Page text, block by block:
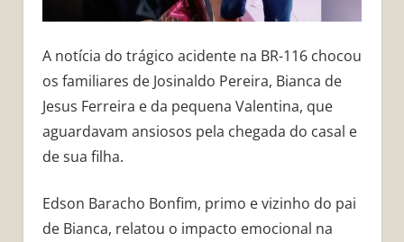
A notícia do trágico acidente na BR-116 chocou
os familiares de Josinaldo Pereira, Bianca de
Jesus Ferreira e da pequena Valentina, que
aguardavam ansiosos pela chegada do casal e
de sua filha.
Edson Baracho Bonfim, primo e vizinho do pai
de Bianca, relatou o impacto emocional na